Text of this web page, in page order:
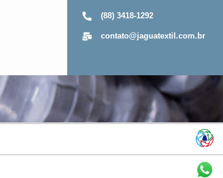
(88) 3418-1292
contato@jaguatextil.com.br